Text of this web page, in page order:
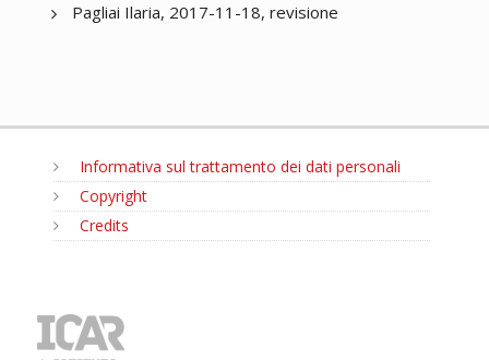
Pagliai Ilaria, 2017-11-18, revisione
Informativa sul trattamento dei dati personali
Copyright
Credits